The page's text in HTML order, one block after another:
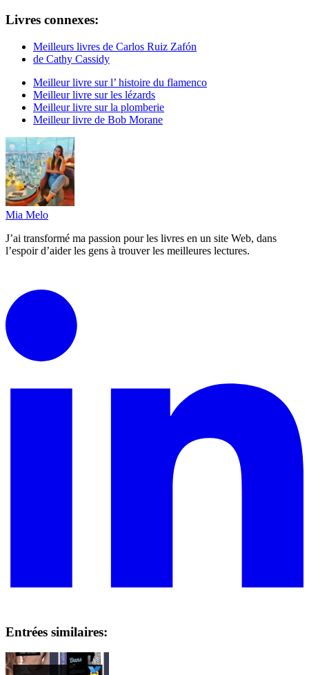
Livres connexes:
Meilleurs livres de Carlos Ruiz Zafón
de Cathy Cassidy
Meilleur livre sur l’ histoire du flamenco
Meilleur livre sur les lézards
Meilleur livre sur la plomberie
Meilleur livre de Bob Morane
Mia Melo
J’ai transformé ma passion pour les livres en un site Web, dans
l’espoir d’aider les gens à trouver les meilleures lectures.
Entrées similaires: